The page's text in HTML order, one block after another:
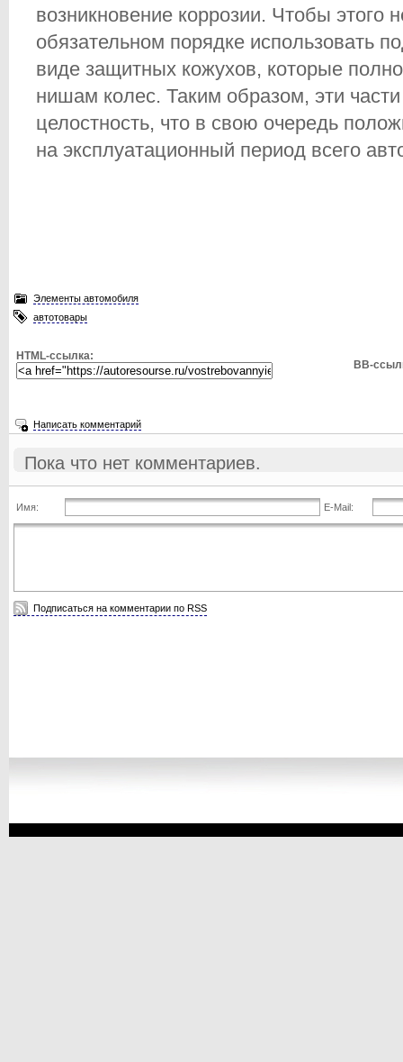
возникновение коррозии. Чтобы этого
обязательном порядке использовать
виде защитных кожухов, которые
нишам колес. Таким образом, эти
целостность, что в свою очередь
на эксплуатационный период всего
Элементы автомобиля
автотовары
HTML-ссылка:
BB-
Написать комментарий
Пока что нет комментариев.
Имя: E-Mail:
Подписаться на комментарии по RSS